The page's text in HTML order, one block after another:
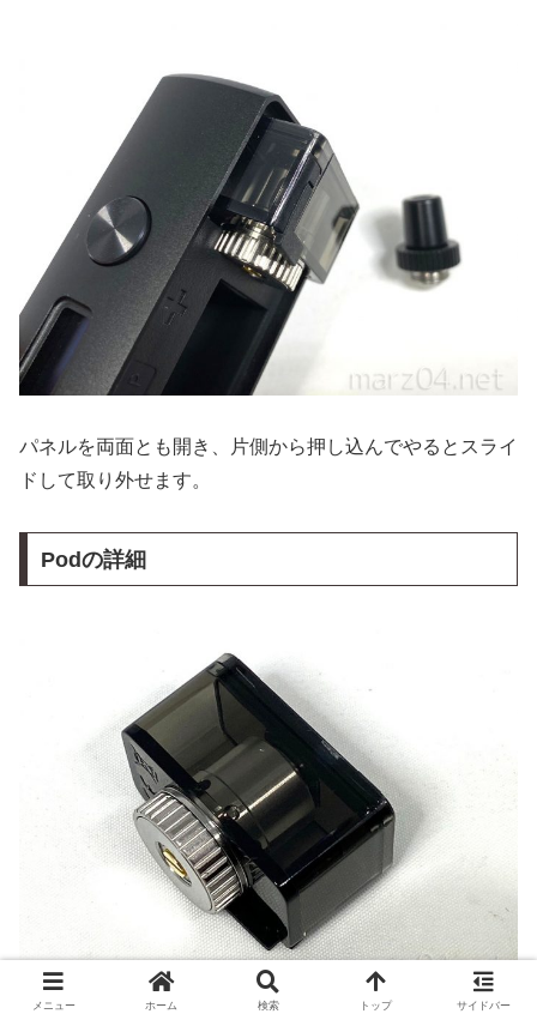
パネルを両面とも開き、片側から押し込んでやるとスライ
ドして取り外せます。
Podの詳細
メニュー ホーム 検索 トップ サイドバー